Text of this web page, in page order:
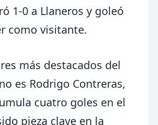
1-0 a Llaneros y goleó
como visitante.
más destacados del
es Rodrigo Contreras,
cuatro goles en el
pieza clave en la